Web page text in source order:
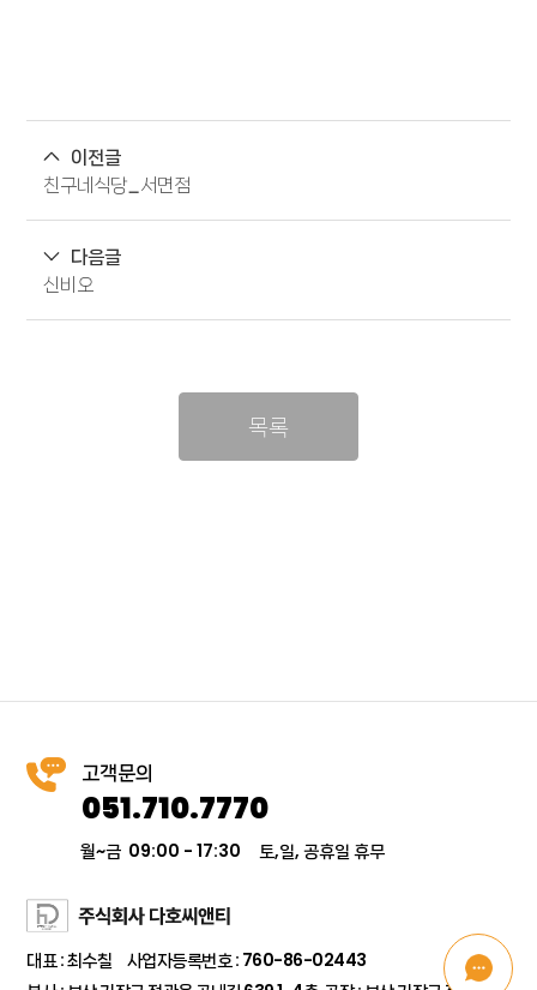
이전글
친구네식당_서면점
다음글
신비오
목록
대표 : 최수칠 사업자등록번호 : 760-86-02443
고객문의
051.710.7770
월~금 09:00 - 17:30토,일, 공휴일 휴무